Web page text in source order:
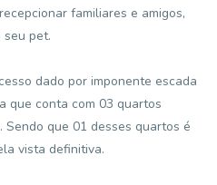
familiares e amigos,
seu pet.
dado por imponente escada
que conta com 03 quartos
Sendo que 01 desses quartos é
vista definitiva.